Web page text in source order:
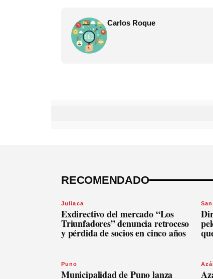
Carlos Roque
RECOMENDADO
Juliaca
Exdirectivo del mercado “Los
Triunfadores” denuncia retroceso
y pérdida de socios en cinco años
Puno
Municipalidad de Puno lanza